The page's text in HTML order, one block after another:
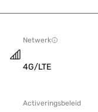
Netwerk
4G/LTE
Activeringsbeleid